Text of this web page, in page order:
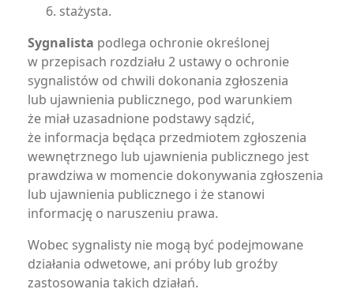
stażysta.
Sygnalista podlega ochronie określonej
w przepisach rozdziału 2 ustawy o ochronie
sygnalistów od chwili dokonania zgłoszenia
lub ujawnienia publicznego, pod warunkiem
że miał uzasadnione podstawy sądzić,
że informacja będąca przedmiotem zgłoszenia
wewnętrznego lub ujawnienia publicznego jest
prawdziwa w momencie dokonywania zgłoszenia
lub ujawnienia publicznego i że stanowi
informację o naruszeniu prawa.
Wobec sygnalisty nie mogą być podejmowane
działania odwetowe, ani próby lub groźby
zastosowania takich działań.